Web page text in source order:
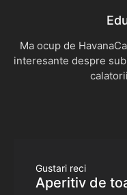
Ma ocup de
interesante despre
Gustari reci
Aperitiv de